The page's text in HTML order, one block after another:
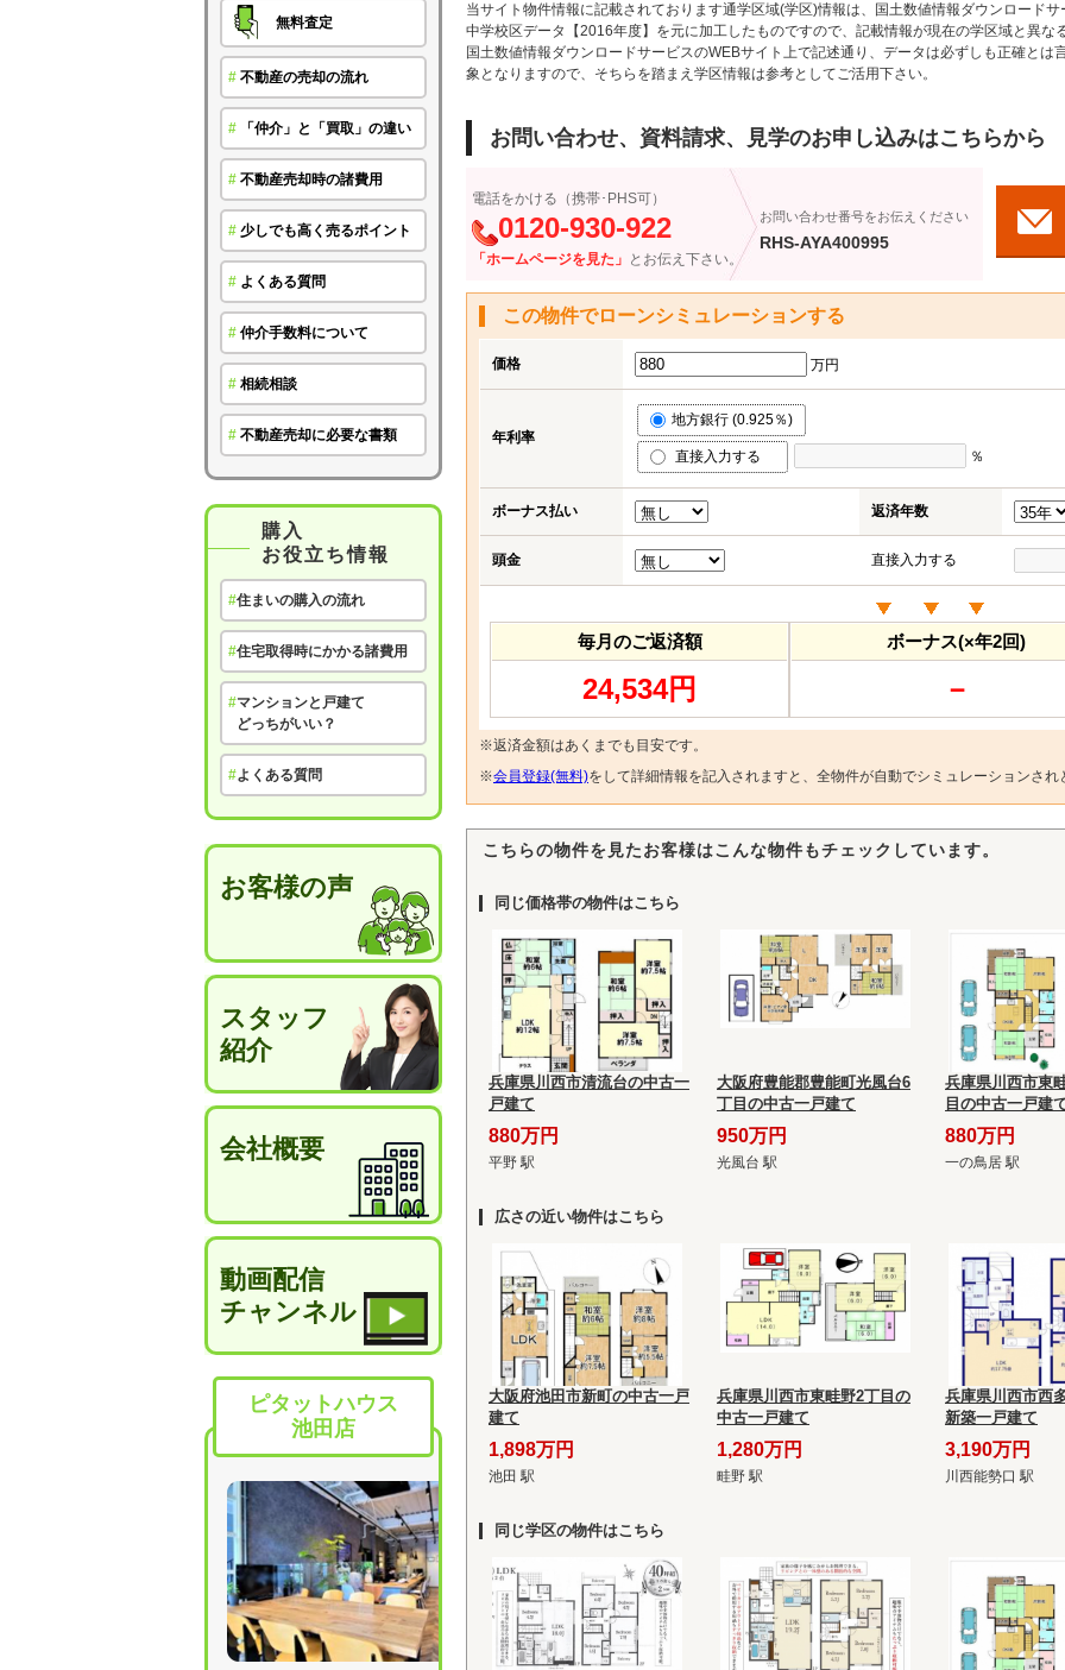
当サイト物件情報に記載されております通学区域(学区)情報は、国土数値情報ダウンロード
中学校区データ【2016年度】を元に加工したものですので、記載情報が現在の学区域と異な
国土数値情報ダウンロードサービスのWEBサイト上で記述通り、データは必ずしも正確と
象となりますので、そちらを踏まえ学区情報は参考としてご活用下さい。
お問い合わせ、資料請求、見学のお申し込みはこちらから
電話をかける（携帯･PHS可）
0120-930-922
「ホームページを見た」 とお伝え下さい。
お問い合わせ番号をお伝えください
RHS-AYA400995
この物件でローンシミュレーションする
価格 万円
年利率
地方銀行 (0.925％)
直接入力する ％
ボーナス払い 返済年数
頭金 直接入力する
毎月のご返済額
24,534円
ボーナス(×年2回)
－
※返済金額はあくまでも目安です。
※会員登録(無料)をして詳細情報を記入されますと、全物件が自動でシミュレーションさ
こちらの物件を見たお客様はこんな物件もチェックしています。
同じ価格帯の物件はこちら
兵庫県川西市清流台の中古一
戸建て
880万円
平野 駅
大阪府豊能郡豊能町光風台6
丁目の中古一戸建て
950万円
光風台 駅
兵庫県川西市東
目の中古一戸建
880万円
一の鳥居 駅
広さの近い物件はこちら
大阪府池田市新町の中古一戸
建て
1,898万円
池田 駅
兵庫県川西市東畦野2丁目の
中古一戸建て
1,280万円
畦野 駅
兵庫県川西市西
新築一戸建て
3,190万円
川西能勢口 駅
同じ学区の物件はこちら
無料査定
# 不動産の売却の流れ
# 「仲介」と「買取」の違い
# 不動産売却時の諸費用
# 少しでも高く売るポイント
# よくある質問
# 仲介手数料について
# 相続相談
# 不動産売却に必要な書類
購入
お役立ち情報
#住まいの購入の流れ
#住宅取得時にかかる諸費用
#マンションと戸建て
どっちがいい？
#よくある質問
お客様の声
スタッフ
紹介
会社概要
動画配信
チャンネル
ピタットハウス
池田店